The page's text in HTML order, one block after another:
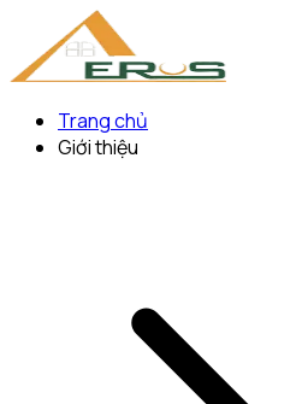
Trang chủ
Giới thiệu